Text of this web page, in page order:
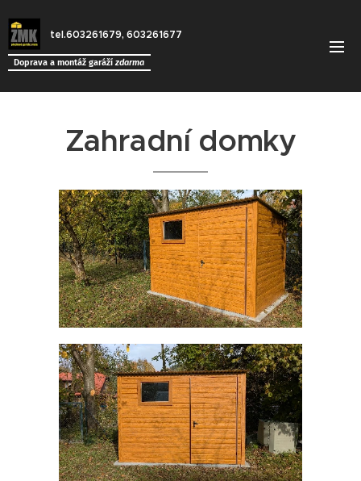
tel.603261679, 603261677
Doprava a montáž garáží zdarma
Zahradní domky